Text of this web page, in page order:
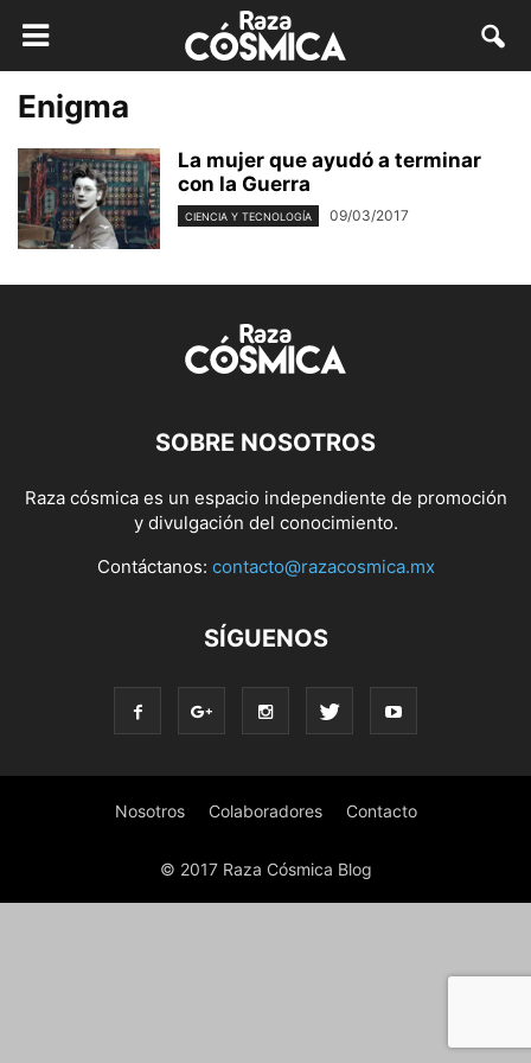
Enigma
La mujer que ayudó a terminar
con la Guerra
CIENCIA Y TECNOLOGÍA 09/03/2017
SOBRE NOSOTROS
Raza cósmica es un espacio independiente de promoción
y divulgación del conocimiento.
Contáctanos: contacto@razacosmica.mx
SÍGUENOS
Nosotros Colaboradores Contacto
© 2017 Raza Cósmica Blog